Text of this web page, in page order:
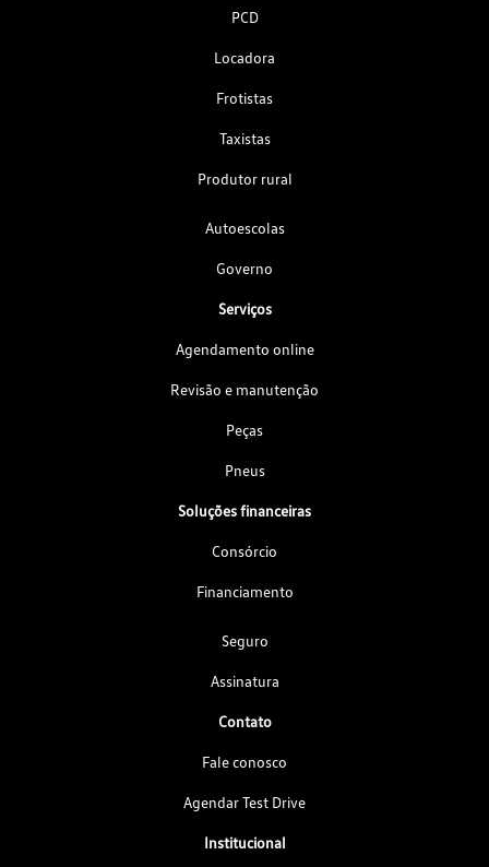
PCD
Locadora
Frotistas
Taxistas
Produtor rural
Autoescolas
Governo
Serviços
Agendamento online
Revisão e manutenção
Peças
Pneus
Soluções financeiras
Consórcio
Financiamento
Seguro
Assinatura
Contato
Fale conosco
Agendar Test Drive
Institucional